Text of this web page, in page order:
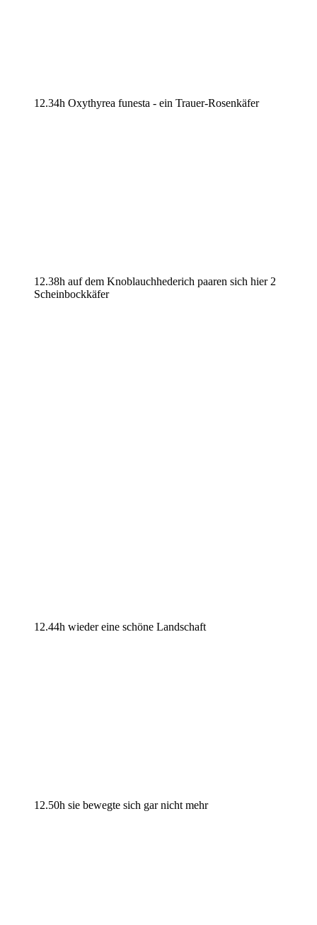
12.34h Oxythyrea funesta - ein Trauer-Rosenkäfer
12.38h auf dem Knoblauchhederich paaren sich hier 2
Scheinbockkäfer
12.44h wieder eine schöne Landschaft
12.50h sie bewegte sich gar nicht mehr